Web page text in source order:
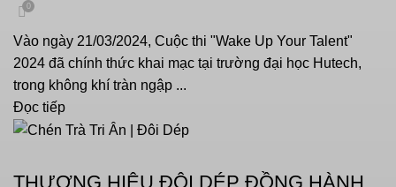
0
Vào ngày 21/03/2024, Cuộc thi "Wake Up Your Talent"
2024 đã chính thức khai mạc tại trường đại học Hutech,
trong không khí tràn ngập ...
Đọc tiếp
THƯƠNG HIỆU ĐÔI DÉP ĐỒNG HÀNH